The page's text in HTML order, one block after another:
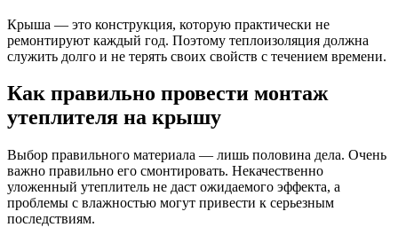
Крыша — это конструкция, которую практически не
ремонтируют каждый год. Поэтому теплоизоляция должна
служить долго и не терять своих свойств с течением времени.
Как правильно провести монтаж
утеплителя на крышу
Выбор правильного материала — лишь половина дела. Очень
важно правильно его смонтировать. Некачественно
уложенный утеплитель не даст ожидаемого эффекта, а
проблемы с влажностью могут привести к серьезным
последствиям.